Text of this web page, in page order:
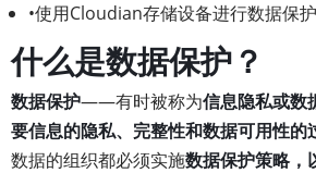
•使用Cloudian存储设备进行数据保护
什么是数据保护？
数据保护——有时被称为信息隐私或数
要信息的隐私、完整性和数据可用性的
数据的组织都必须实施数据保护策略，